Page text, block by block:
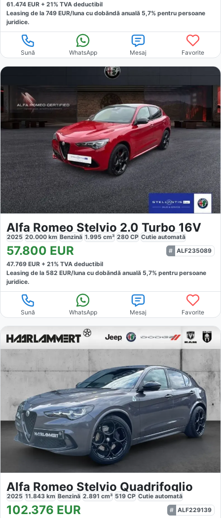
61.474 EUR + 21% TVA deductibil
Leasing de la 749 EUR/luna cu dobăndă anuală 5,7% pentru persoane
juridice.
Sună WhatsApp Mesaj Favorite
Alfa Romeo Stelvio 2.0 Turbo 16V
2025 20.000 km Benzină 1.995 cm³ 280 CP Cutie automată
57.800 EUR
ALF235089
47.769 EUR + 21% TVA deductibil
Leasing de la 582 EUR/luna cu dobăndă anuală 5,7% pentru persoane
juridice.
Sună WhatsApp Mesaj Favorite
Alfa Romeo Stelvio Quadrifoglio
2025 11.843 km Benzină 2.891 cm³ 519 CP Cutie automată
102.376 EUR
ALF229139